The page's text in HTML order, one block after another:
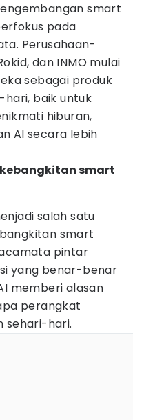
smart
pada
Perusahaan-
dan INMO mulai
sebagai produk
hari, baik untuk
hiburan,
AI secara lebih
smart
salah satu
smart
pintar
yang benar-benar
memberi alasan
perangkat
sehari-hari.